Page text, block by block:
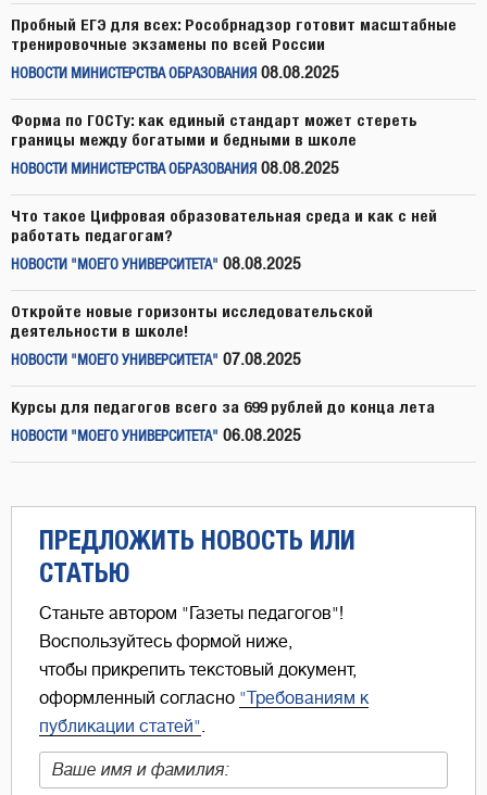
Пробный ЕГЭ для всех: Рособрнадзор готовит масштабные
тренировочные экзамены по всей России
НОВОСТИ МИНИСТЕРСТВА ОБРАЗОВАНИЯ 08.08.2025
Форма по ГОСТу: как единый стандарт может стереть
границы между богатыми и бедными в школе
НОВОСТИ МИНИСТЕРСТВА ОБРАЗОВАНИЯ 08.08.2025
Что такое Цифровая образовательная среда и как с ней
работать педагогам?
НОВОСТИ "МОЕГО УНИВЕРСИТЕТА" 08.08.2025
Откройте новые горизонты исследовательской
деятельности в школе!
НОВОСТИ "МОЕГО УНИВЕРСИТЕТА" 07.08.2025
Курсы для педагогов всего за 699 рублей до конца лета
НОВОСТИ "МОЕГО УНИВЕРСИТЕТА" 06.08.2025
ПРЕДЛОЖИТЬ НОВОСТЬ ИЛИ
СТАТЬЮ
Станьте автором "Газеты педагогов"!
Воспользуйтесь формой ниже,
чтобы прикрепить текстовый документ,
оформленный согласно "Требованиям к
публикации статей"